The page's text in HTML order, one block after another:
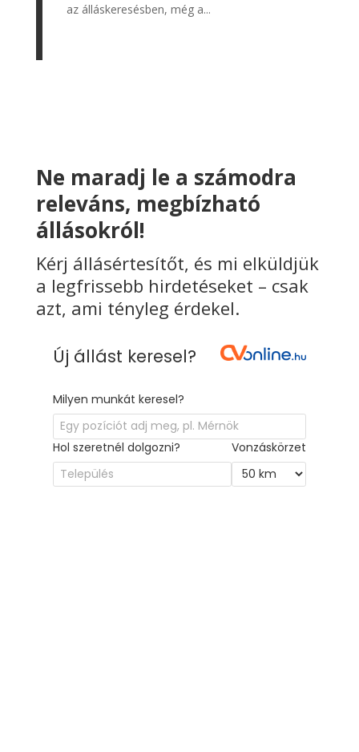
az álláskeresésben, még a...
Ne maradj le a számodra
releváns, megbízható
állásokról!
Kérj állásértesítőt, és mi elküldjük
a legfrissebb hirdetéseket – csak
azt, ami tényleg érdekel.